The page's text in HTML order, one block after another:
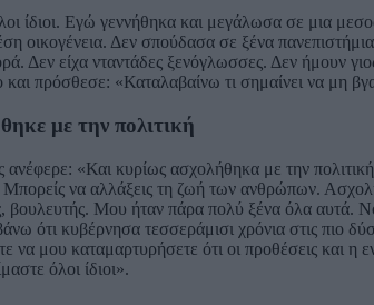
ίδιοι. Εγώ γεννήθηκα και μεγάλωσα σε μια
οικογένεια. Δεν σπούδασα σε ξένα
Δεν είχα νταντάδες ξενόγλωσσες. Δεν ήμουν
πρόσθεσε: «Καταλαβαίνω τι σημαίνει να μη
με την πολιτική
«Και κυρίως ασχολήθηκα με την
να αλλάξεις τη ζωή των ανθρώπων.
Μου ήταν πάρα πολύ ξένα όλα αυτά.
ότι κυβέρνησα τεσσεράμισι χρόνια στις πιο
να μου καταμαρτυρήσετε ότι οι προθέσεις και η
όλοι ίδιοι».